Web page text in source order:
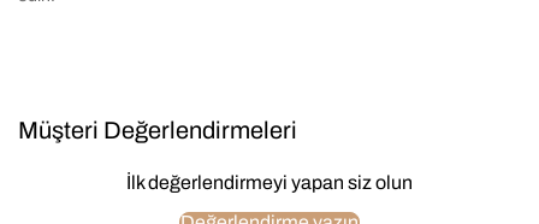
Müşteri Değerlendirmeleri
İlk değerlendirmeyi yapan siz olun